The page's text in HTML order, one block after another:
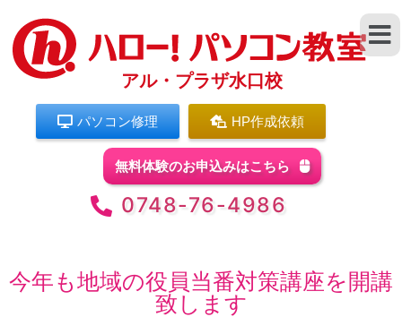
アル・プラザ水口校
パソコン修理 HP作成依頼
無料体験のお申込みはこちら
0748-76-4986
今年も地域の役員当番対策講座を開講
致します